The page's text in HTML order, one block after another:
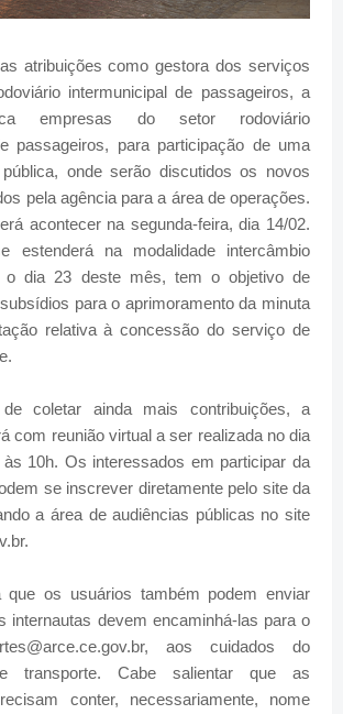
atribuições como gestora dos serviços
intermunicipal de passageiros, a
empresas do setor rodoviário
passageiros, para participação de uma
onde serão discutidos os novos
pela agência para a área de operações.
acontecer na segunda-feira, dia 14/02.
estenderá na modalidade intercâmbio
o dia 23 deste mês, tem o objetivo de
para o aprimoramento da minuta
relativa à concessão do serviço de
coletar ainda mais contribuições, a
com reunião virtual a ser realizada no dia
10h. Os interessados em participar da
se inscrever diretamente pelo site da
a área de audiências públicas no site
que os usuários também podem enviar
internautas devem encaminhá-las para o
, aos cuidados do
transporte. Cabe salientar que as
conter, necessariamente, nome